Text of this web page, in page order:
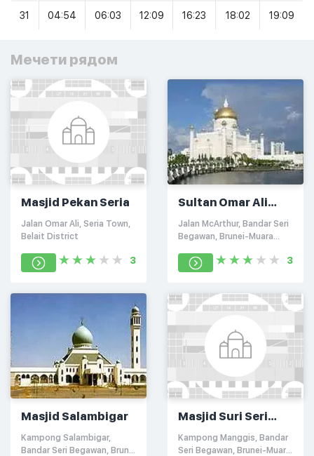
31 04:54 06:03 12:09 16:23 18:02 19:09
Мечети рядом
Masjid Pekan Seria
Jalan Omar Ali, Seria Town,
Belait District
3
Sultan Omar Ali
Saifuddien Mosque
Jalan McArthur, Bandar Seri
Begawan, Brunei-Muara
3
Masjid Salambigar
Kampong Salambigar,
Bandar Seri Begawan, Brunei
Masjid Suri Seri
Begawan Raja Pg
Anak Damit
Kampong Manggis, Bandar
Seri Begawan, Brunei-Muara